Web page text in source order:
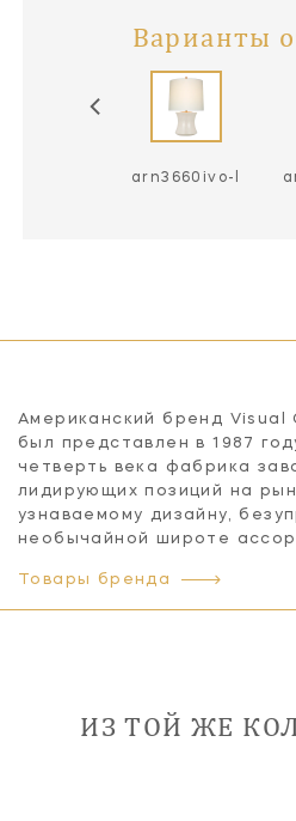
Варианты
arn3660ivo-l
Американский бренд Visual
был представлен в 1987
четверть века фабрика
лидирующих позиций на
узнаваемому дизайну,
необычайной широте
Товары бренда
ИЗ ТОЙ ЖЕ